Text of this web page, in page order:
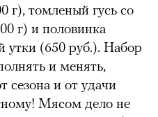
г), томленый гусь со
г) и половинка
утки (650 руб.). Набор
и менять,
сезона и от удачи
Мясом дело не